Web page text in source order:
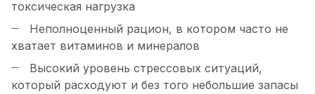
токсическая нагрузка
Неполноценный рацион, в котором часто не
хватает витаминов и минералов
Высокий уровень стрессовых ситуаций,
который расходуют и без того небольшие запасы